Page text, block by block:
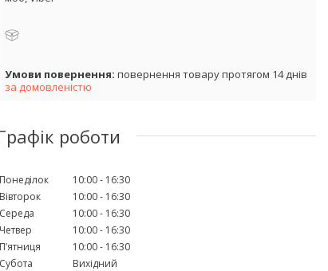
повернення товару протягом 14 днів
за домовленістю
роботи
Понеділок 10:00
16:30
Вівторок
10:00
16:30
Середа
10:00
16:30
Четвер
10:00
16:30
Пʼятниця
10:00
16:30
Субота
Вихідний